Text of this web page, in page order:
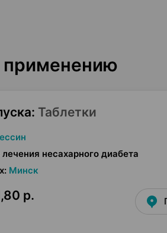
применению
: Таблетки
несахарного диабета
: Минск
р.